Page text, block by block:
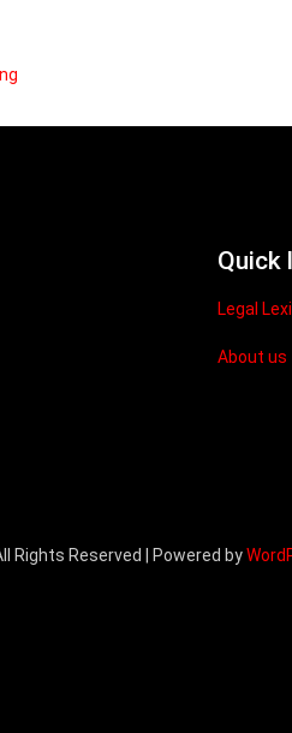
Quick
Legal
About us
Rights Reserved | Powered by